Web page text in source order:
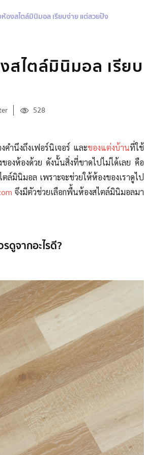
ห้องสไตล์มินิมอล เรียบง่าย แต่สวยปัง
สไตล์มินิมอล เรียบ
528
คำนึงถึงเฟอร์นิเจอร์ และของแต่งบ้านที่ใช้
องห้องด้วย ดังนั้นสิ่งที่ขาดไปไม่ได้เลย คือ
ล์มินิมอล เพราะจะช่วยให้ห้องของเราดูไป
จึงมีตัวช่วยเลือกพื้นห้องสไตล์มินิมอลมา
ดูจากอะไรดี?